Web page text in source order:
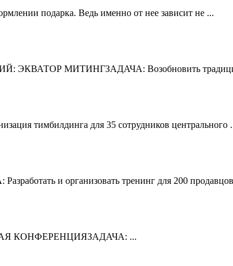
подарка. Ведь именно от нее зависит не ...
МИТИНГЗАДАЧА: Возобновить
тимбилдинга для 35 сотрудников центрального
и организовать тренинг для 200
КОНФЕРЕНЦИЯЗАДАЧА: ...